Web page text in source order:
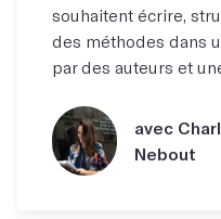
souhaitent écrire,
des méthodes dans
par des auteurs et
avec
Nebout